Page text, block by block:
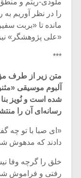
را در نظر آوریم
مانده تا «بربت
«علی پژوهشگر»
***
متن زیر از طرف
آلبوم موسیقی
شده است و نُویز
رسانه‌ای آن را
«ای صبا با تو چه
دادند که مدهوش
خلق را گرچه وفا
رفتی و فراموش